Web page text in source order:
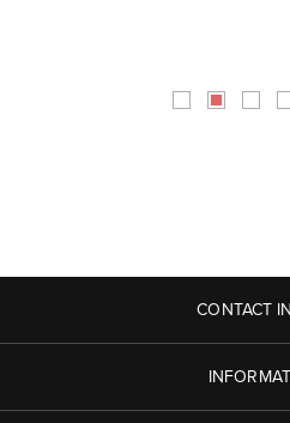
CONTACT